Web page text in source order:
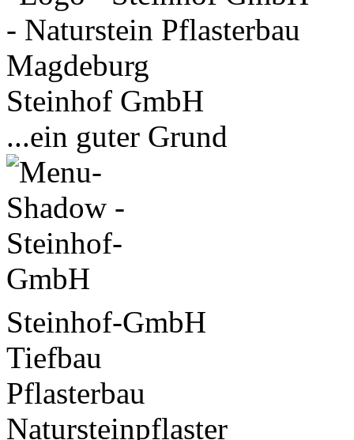
Steinhof GmbH
...ein guter Grund
Steinhof-GmbH
Tiefbau
Pflasterbau
Natursteinpflaster